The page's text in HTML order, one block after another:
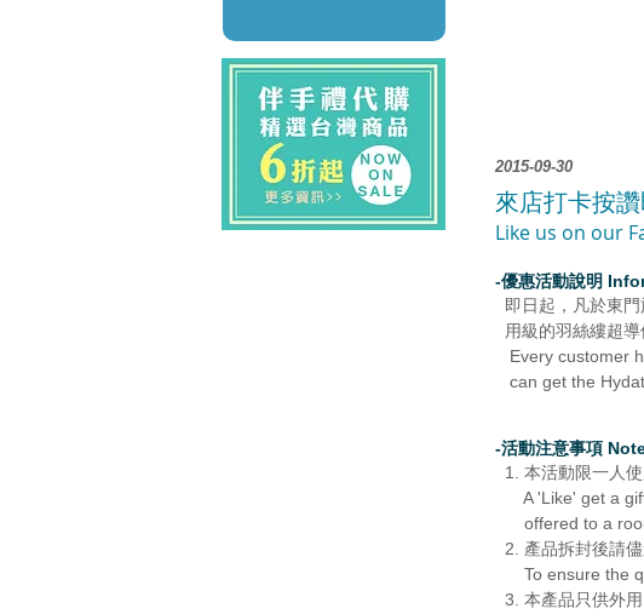
2015-09-30
來店打卡按
Like us on our
-優惠活動說明
即日起，凡於東門
用級的羽絲縷超
Every customer
can get the
-活動注意事項
1
本活動限一人
A 'Like' get a
offered to a
2. 產品拆封後請
To ensure the
3. 本產品只供外